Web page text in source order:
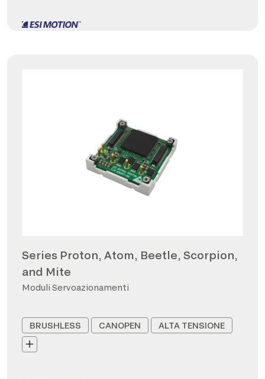
Series Proton, Atom, Beetle, Scorpion,
and Mite
Moduli Servoazionamenti
BRUSHLESS CANOPEN ALTA TENSIONE